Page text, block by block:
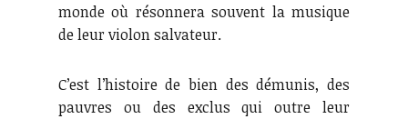
monde où résonnera souvent la musique
de leur violon salvateur.
C’est l’histoire de bien des démunis, des
pauvres ou des exclus qui outre leur